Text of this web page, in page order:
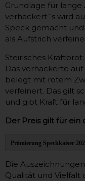
Grundlage für
verhackert`s wird
Speck gemacht
als Aufstrich
Steirisches Kraftbrot:
Das verhackerte
belegt mit rotem
verfeinert. Das gilt
und gibt Kraft für
Der Preis gilt für ein
Prämierung Speckkaiser
Die
Qualität und Vielfalt